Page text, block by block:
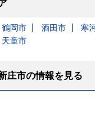
鶴岡市 酒田市 寒
天童市
庄市の情報を見る